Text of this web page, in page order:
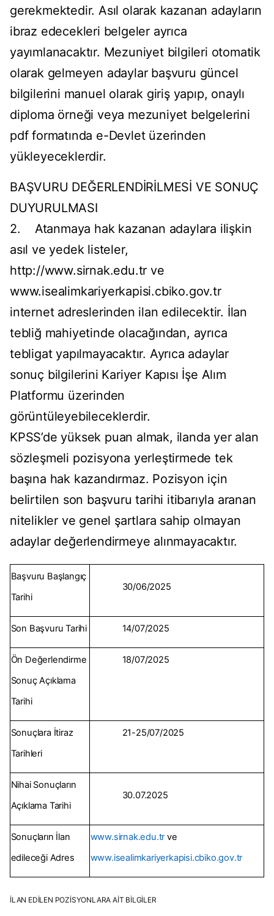
gerekmektedir. Asıl olarak kazanan adayların
ibraz edecekleri belgeler ayrıca
yayımlanacaktır. Mezuniyet bilgileri otomatik
olarak gelmeyen adaylar başvuru güncel
bilgilerini manuel olarak giriş yapıp, onaylı
diploma örneği veya mezuniyet belgelerini
pdf formatında e-Devlet üzerinden
yükleyeceklerdir.
BAŞVURU DEĞERLENDİRİLMESİ VE SONUÇ
DUYURULMASI
2. Atanmaya hak kazanan adaylara ilişkin
asıl ve yedek listeler,
http://www.sirnak.edu.tr ve
www.isealimkariyerkapisi.cbiko.gov.tr
internet adreslerinden ilan edilecektir. İlan
tebliğ mahiyetinde olacağından, ayrıca
tebligat yapılmayacaktır. Ayrıca adaylar
sonuç bilgilerini Kariyer Kapısı İşe Alım
Platformu üzerinden
görüntüleyebileceklerdir.
KPSS’de yüksek puan almak, ilanda yer alan
sözleşmeli pozisyona yerleştirmede tek
başına hak kazandırmaz. Pozisyon için
belirtilen son başvuru tarihi itibarıyla aranan
nitelikler ve genel şartlara sahip olmayan
adaylar değerlendirmeye alınmayacaktır.
Başvuru Başlangıç
Tarihi
30/06/2025
Son Başvuru Tarihi 14/07/2025
Ön Değerlendirme
Sonuç Açıklama
Tarihi
18/07/2025
Sonuçlara İtiraz
Tarihleri
21-25/07/2025
Nihai Sonuçların
Açıklama Tarihi
30.07.2025
Sonuçların İlan
edileceği Adres
www.sirnak.edu.tr ve
www.isealimkariyerkapisi.cbiko.gov.tr
İLAN EDİLEN POZİSYONLARA AİT BİLGİLER